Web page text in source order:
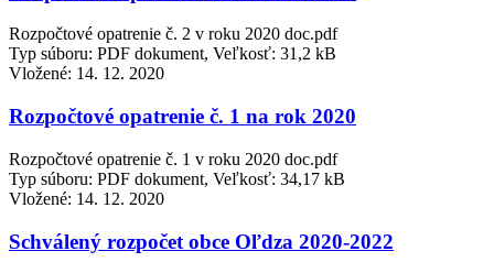
Rozpočtové opatrenie č. 2 v roku 2020 doc.pdf
Typ súboru: PDF dokument, Veľkosť: 31,2 kB
Vložené: 14. 12. 2020
Rozpočtové opatrenie č. 1 na rok 2020
Rozpočtové opatrenie č. 1 v roku 2020 doc.pdf
Typ súboru: PDF dokument, Veľkosť: 34,17 kB
Vložené: 14. 12. 2020
Schválený rozpočet obce Oľdza 2020-2022